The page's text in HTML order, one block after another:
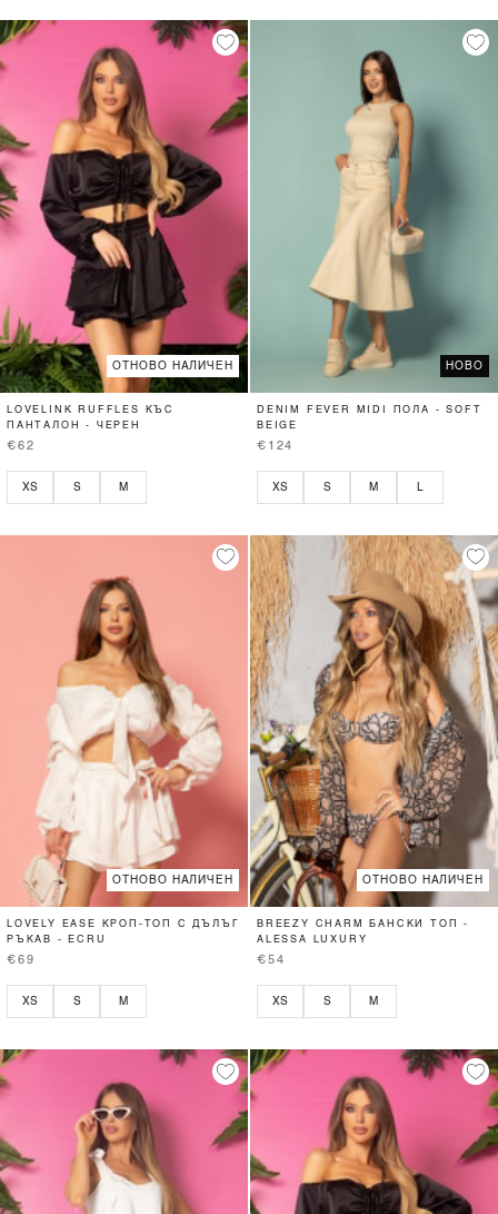
ОТНОВО НАЛИЧЕН
LOVELINK RUFFLES КЪС
ПАНТАЛОН - ЧЕРЕН
€62
XS S M
НОВО
DENIM FEVER MIDI ПОЛА - SOFT
BEIGE
€124
XS S M
ОТНОВО НАЛИЧЕН
LOVELY EASE КРОП-ТОП С ДЪЛЪГ
РЪКАВ - ECRU
€69
XS S M
ОТНОВО НАЛИЧЕН
BREEZY CHARM БАНСКИ ТОП -
ALESSA LUXURY
€54
XS S M